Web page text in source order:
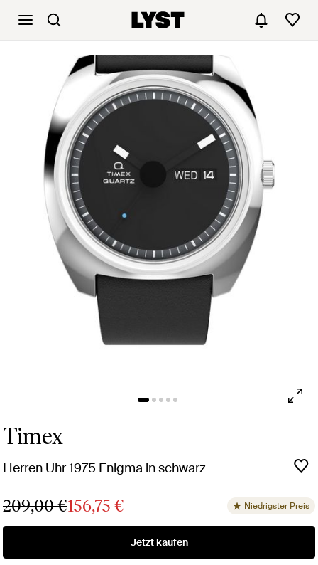
Timex
Herren Uhr 1975 Enigma in schwarz
209,00 €156,75 € Niedrigster Preis
Jetzt kaufen